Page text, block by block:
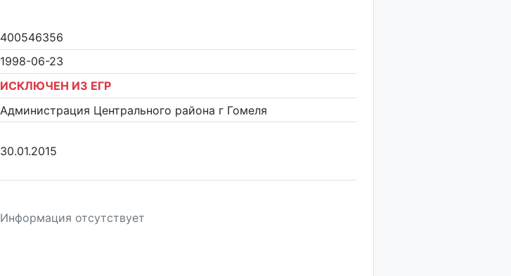
400546356
1998-06-23
ИСКЛЮЧЕН ИЗ ЕГР
Администрация Центрального района г Гомеля
30.01.2015
Информация отсутствует